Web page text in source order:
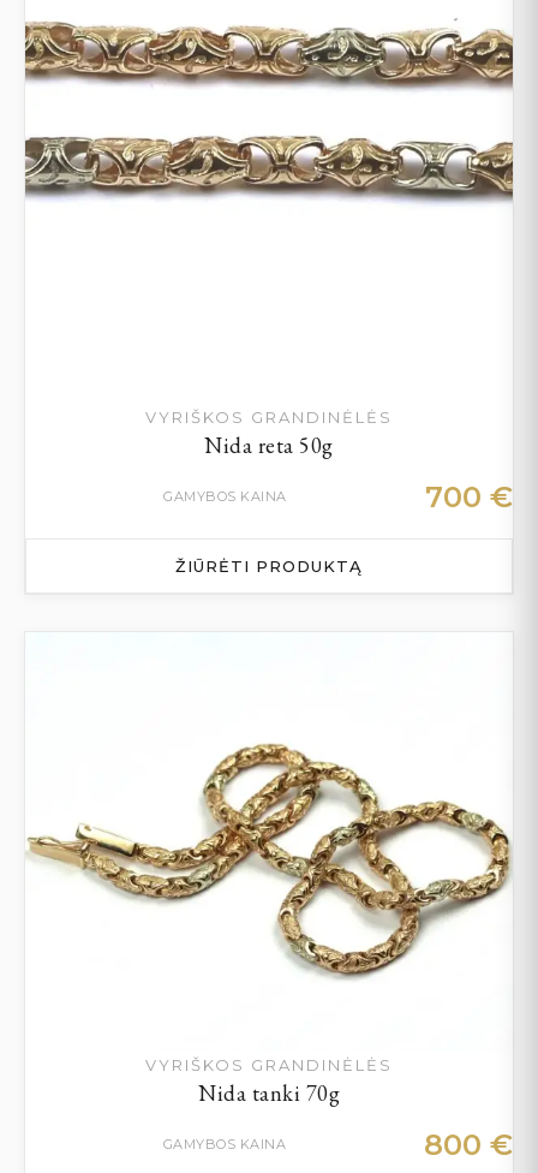
VYRIŠKOS GRANDINĖLĖS
Nida reta 50g
GAMYBOS KAINA 700 €
ŽIŪRĖTI PRODUKTĄ
VYRIŠKOS GRANDINĖLĖS
Nida tanki 70g
GAMYBOS KAINA 800 €